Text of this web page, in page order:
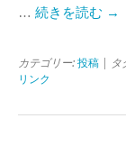
… 続きを読む →
カテゴリー: 投稿 | タ
リンク